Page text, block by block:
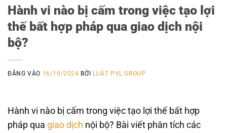
Hành vi nào bị cấm trong việc tạo lợi
thế bất hợp pháp qua giao dịch nội
bộ?
ĐĂNG VÀO 16/10/2024 BỞI LUẬT PVL GROUP
Hành vi nào bị cấm trong việc tạo lợi thế bất hợp
pháp qua giao dịch nội bộ? Bài viết phân tích các